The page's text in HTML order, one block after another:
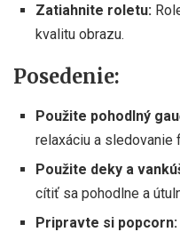
Zatiahnite roletu:
kvalitu obrazu.
Posedenie:
Použite pohodlný
relaxáciu a sledovanie
Použite deky a
cítiť sa pohodlne a
Pripravte si popcorn: